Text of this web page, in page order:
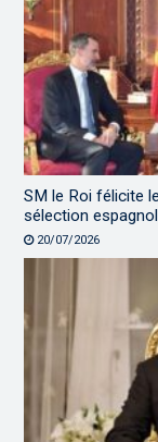
SM le Roi félicite
sélection
20/07/2026